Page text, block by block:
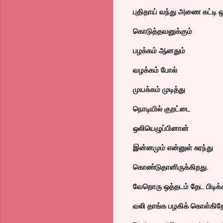
புதிதாய் வந்து அணை கட்டி
கொடுத்தவனுக்கும்
பழக்கம் ஆனதும்
வழக்கம் போல்
முயக்கம் முடித்து
நொடியில் குறட்டை
ஒலியெழுப்பினான்
இன்னமும் என்னுள் சுரந்து
கொண்டுதானிருக்கிறது.
வேறொரு ஒத்தடம் தேட
வலி தாங்க பழகிக்